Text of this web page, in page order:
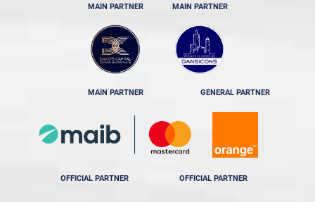
MAIN PARTNER MAIN PARTNER
MAIN PARTNER GENERAL PARTNER
OFFICIAL PARTNER OFFICIAL PARTNER